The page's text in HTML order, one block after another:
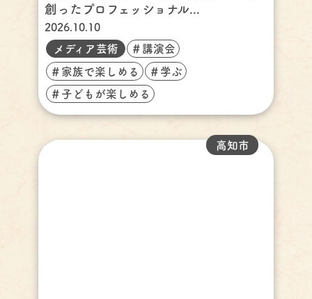
創ったプロフェッショナル...
2026.10.10
メディア芸術
＃講演会
＃家族で楽しめる ＃学ぶ
＃子どもが楽しめる
高知市